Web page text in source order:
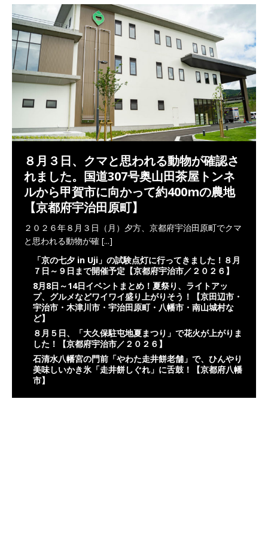
８月３日、クマと思われる動物が確認さ
れました。国道307号奥山田茶屋トンネ
ルから甲賀市に向かって約400mの農地
【京都府宇治田原町】
２０２６年８月３日（月）夕方、京都府宇治田原町でクマ
と思われる動物が確 [...]
「京の七夕 in Uji」の試験点灯に行ってきました！８月
７日～９日まで開催予定【京都府宇治市／２０２６】
8月8日～14日イベントまとめ！夏祭り、ライトアッ
プ、グルメなどワイワイ盛り上がりそう！【京田辺市・
宇治市・木津川市・宇治田原町・八幡市・南山城村な
ど】
８月５日、「大久保駐屯地夏まつり」で花火が上がりま
した！【京都府宇治市／２０２６】
石清水八幡宮の門前「やわた走井餅老舗」で、ひんやり
美味しいかき氷「走井餅しぐれ」に舌鼓！【京都府八幡
市】